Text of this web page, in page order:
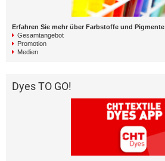
Erfahren Sie mehr über Farbstoffe und Pigmente
Gesamtangebot
Promotion
Medien
Dyes TO GO!